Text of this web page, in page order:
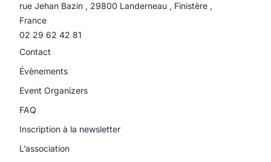
rue Jehan Bazin , 29800 Landerneau , Finistère ,
France
02 29 62 42 81
Contact
Évènements
Event Organizers
FAQ
Inscription à la newsletter
L’association